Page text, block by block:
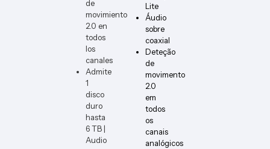
de
movimiento
2.0 en
todos
los
canales
Admite
1
disco
duro
hasta
6 TB |
Audio
Lite
Áudio
sobre
coaxial
Deteção
de
movimento
2.0
em
todos
os
canais
analógicos